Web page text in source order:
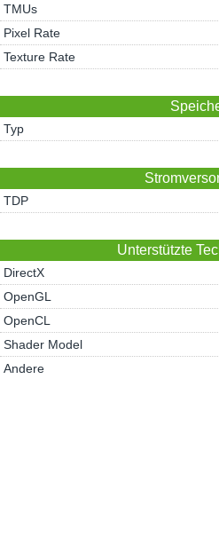
TMUs
Pixel Rate
Texture Rate
Typ
TDP
Unterstützte
DirectX
OpenGL
OpenCL
Shader Model
Andere